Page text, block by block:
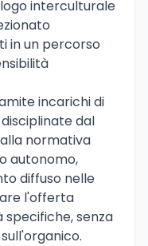
interculturale
in un percorso
incarichi di
dal
normativa
autonomo,
diffuso nelle
l'offerta
senza